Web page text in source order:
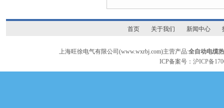
首页 关于我们 新闻中心
上海旺徐电气有限公司(www.wxrbj.com)主营产品:全自动电缆
ICP备案号：沪ICP备